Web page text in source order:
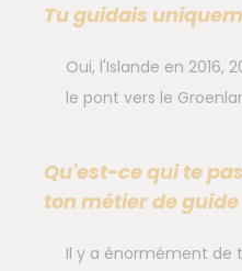
Tu guidais
Oui, l'Islande en 2016,
le pont vers le
Qu'est-ce qui te
ton métier de guide
Il y a énormément de